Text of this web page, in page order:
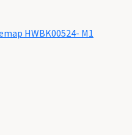
HWBK00524- M1